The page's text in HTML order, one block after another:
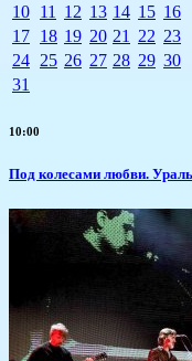
10 11 12 13 14 15 16
17 18 19 20 21 22 23
24 25 26 27 28 29 30
31
10:00
Под колесами любви.